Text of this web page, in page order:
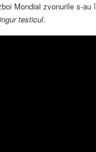
Mondial zvonurile s-
testicul.